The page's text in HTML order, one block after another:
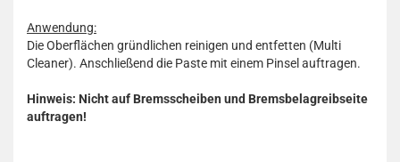
Anwendung:
Die Oberflächen gründlichen reinigen und entfetten (Multi
Cleaner). Anschließend die Paste mit einem Pinsel auftragen.
Hinweis: Nicht auf Bremsscheiben und Bremsbelagreibseite
auftragen!